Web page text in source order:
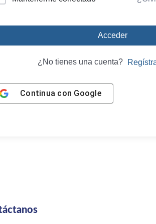
Acceder
¿No tienes una cuenta?
Continua con Google